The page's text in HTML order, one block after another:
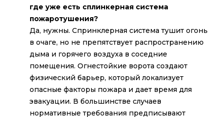
где уже есть сплинкерная система
пожаротушения?
Да, нужны. Спринклерная система тушит огонь
в очаге, но не препятствует распространению
дыма и горячего воздуха в соседние
помещения. Огнестойкие ворота создают
физический барьер, который локализует
опасные факторы пожара и дает время для
эвакуации. В большинстве случаев
нормативные требования предписывают